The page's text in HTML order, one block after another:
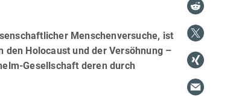
Menschenversuche, ist
Holocaust und der Versöhnung –
Gesellschaft deren durch